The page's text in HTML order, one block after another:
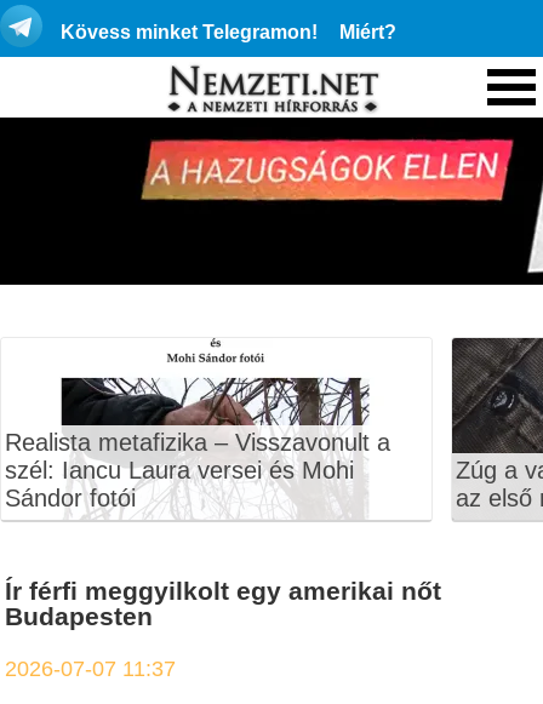
Kövess minket Telegramon! Miért?
Realista metafizika – Visszavonult a
szél: Iancu Laura versei és Mohi
Sándor fotói
Zúg a
az első
Ír férfi meggyilkolt egy amerikai nőt
Budapesten
2026-07-07 11:37